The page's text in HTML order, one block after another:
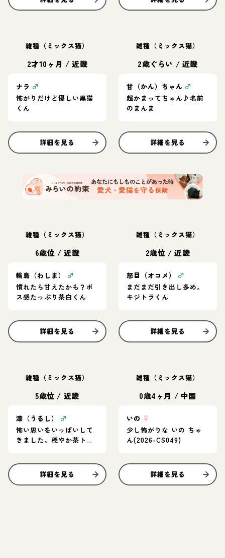
雑種（ミックス猫）
2才10ヶ月 /近畿
ナラ ♂
怖がりだけど優しい黒猫
くん
詳細を見る
雑種（ミックス猫）
2歳ぐらい / 近畿
甘（かん）ちゃん ♂
超かまってちゃん♪名前
のまんま
詳細を見る
雑種（ミックス猫）
6歳位 /近畿
輪島（わしま）
♂
慣れたら甘えたかも？ボ
ス感たっぷり茶白くん
詳細を見る
雑種（ミックス猫）
2歳位 /近畿
怒目（オコメ）
♂
まだまだ引き出し多め。
キジトラくん
詳細を見る
雑種（ミックス猫）
5歳位 / 近畿
漆（うるし）
♂
怖い思いをいっぱいして
きました。穏やか茶トラ
詳細を見る
雑種（ミックス猫）
0歳4ヶ月 / 中国
いの ♀
少し怖がりな いの ちゃ
ん(2026-CS049)
詳細を見る